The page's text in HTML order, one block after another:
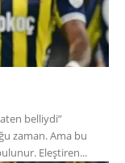
belliydi”
zaman. Ama bu
Eleştiren...